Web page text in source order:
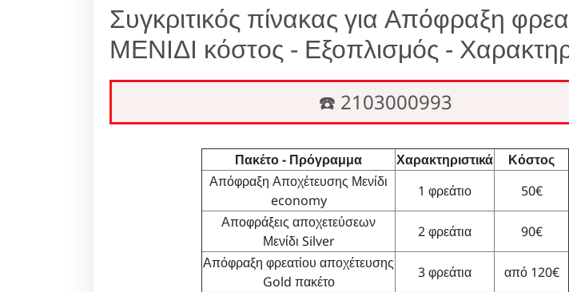
Συγκριτικός πίνακας για Απόφραξη
ΜΕΝΙΔΙ κόστος - Εξοπλισμός -
☎️ 2103000993
Πακέτο - Πρόγραμμα Χαρακτηριστικά
Κόστος
Απόφραξη Αποχέτευσης Μενίδι
economy
1 φρεάτιο
50€
Αποφράξεις αποχετεύσεων
Μενίδι Silver
2 φρεάτια
90€
Απόφραξη φρεατίου αποχέτευσης
Gold πακέτο
3 φρεάτια
από 120€